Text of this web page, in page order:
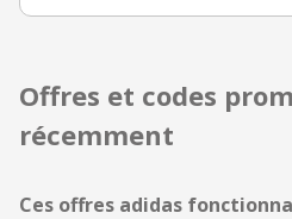
Offres et codes
récemment
Ces offres adidas